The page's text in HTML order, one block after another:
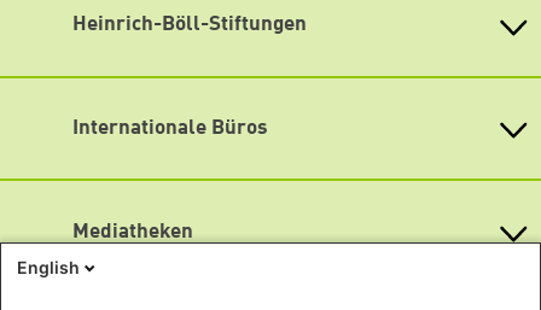
heimatkunde@boell.de
Leitung Referat Migration & Diversity
Mehret Haile-Mariam
Flickr
Heinrich-Böll-Stiftungen
Heinrich-Böll-Stiftungen in den
Baden-Württemberg
Berlin
Brandenburg
Internationale Büros
Büro Neu-Delhi - Indien
Büro Phnom Penh - Kambodscha
Mediatheken
Info Hub Plastic
English